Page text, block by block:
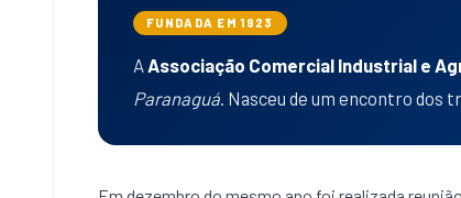
FUNDADA EM 1923
AAssociação Comercial Industrial e
Paranaguá. Nasceu de um encontro dos